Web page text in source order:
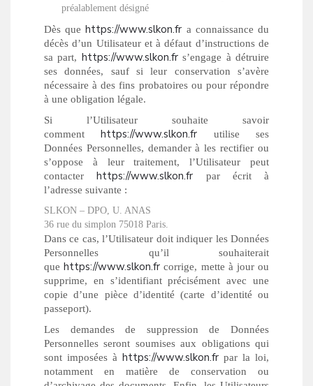
préalablement désigné
Dès que https://www.slkon.fr a connaissance du
décès d’un Utilisateur et à défaut d’instructions de
sa part, https://www.slkon.frs’engage à détruire
ses données, sauf si leur conservation s’avère
nécessaire à des fins probatoires ou pour répondre
à une obligation légale.
Si l’Utilisateur souhaite savoir
comment https://www.slkon.fr utilise ses
Données Personnelles, demander à les rectifier ou
s’oppose à leur traitement, l’Utilisateur peut
contacter https://www.slkon.fr par écrit à
l’adresse suivante :
SLKON – DPO, U. ANAS
36 rue du simplon 75018 Paris.
Dans ce cas, l’Utilisateur doit indiquer les Données
Personnelles qu’il souhaiterait
que https://www.slkon.fr corrige, mette à jour ou
supprime, en s’identifiant précisément avec une
copie d’une pièce d’identité (carte d’identité ou
passeport).
Les demandes de suppression de Données
Personnelles seront soumises aux obligations qui
sont imposées à https://www.slkon.fr par la loi,
notamment en matière de conservation ou